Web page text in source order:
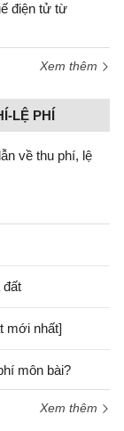
điện tử từ
Xem thêm
LỆ PHÍ
về thu phí, lệ
đất
mới nhất]
môn bài?
Xem thêm